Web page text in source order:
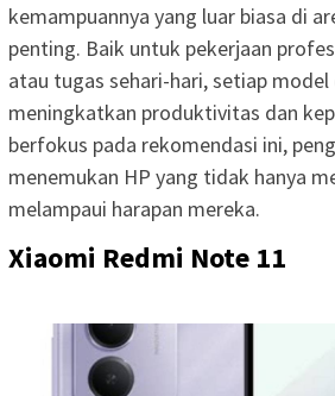
kemampuannya yang luar biasa di
penting. Baik untuk pekerjaan
atau tugas sehari-hari, setiap
meningkatkan produktivitas dan
berfokus pada rekomendasi ini,
menemukan HP yang tidak hanya
melampaui harapan mereka.
Xiaomi Redmi Note 11